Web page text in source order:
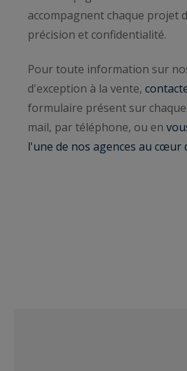
accompagnent chaque projet
précision et confidentialité.
Pour toute information sur
d'exception à la vente,
formulaire présent sur
mail, par téléphone, ou en
l'une de nos agences au cœur